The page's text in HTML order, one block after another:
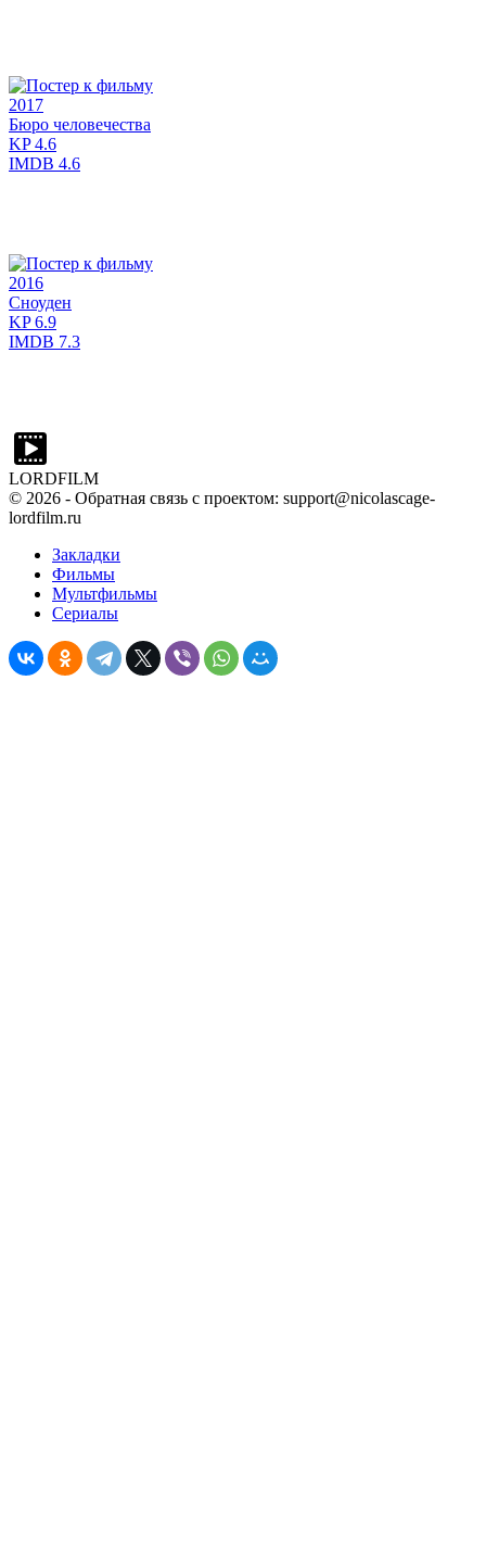
2017
Бюро человечества
KP4.6
IMDB 4.6
2016
Сноуден
KP6.9
IMDB 7.3
LORDFILM
© 2026 - Обратная связь с проектом: support@nicolascage-
lordfilm.ru
Закладки
Фильмы
Мультфильмы
Сериалы